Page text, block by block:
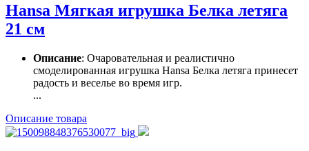
Hansa Мягкая игрушка Белка летяга
21 см
Описание: Очаровательная и реалистично
смоделированная игрушка Hansa Белка летяга принесет
радость и веселье во время игр.
...
Описание товара